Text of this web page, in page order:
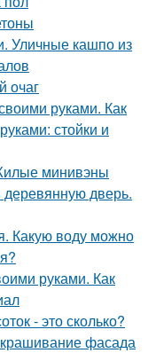
Уличные кашпо из
очаг
руками. Как
стойки и
минивэны
деревянную дверь.
Какую воду можно
руками. Как
- это сколько?
фасада